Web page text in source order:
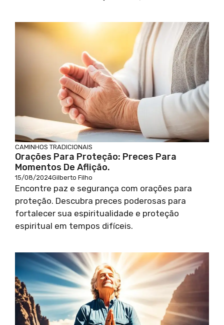
CAMINHOS TRADICIONAIS
Orações Para Proteção: Preces Para
Momentos De Aflição.
15/08/2024Gilberto Filho
Encontre paz e segurança com orações para
proteção. Descubra preces poderosas para
fortalecer sua espiritualidade e proteção
espiritual em tempos difíceis.